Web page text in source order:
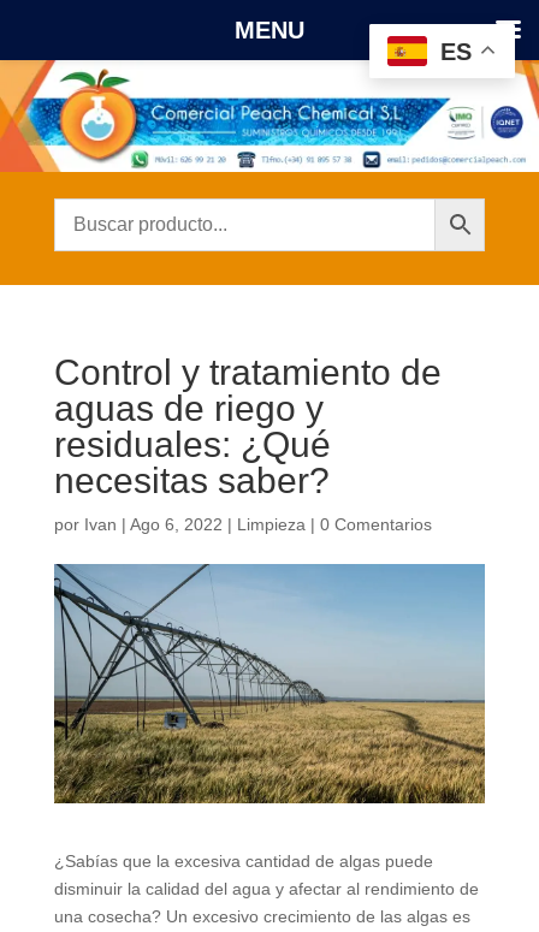
Control y tratamiento de
aguas de riego y
residuales: ¿Qué
necesitas saber?
por Ivan | Ago 6, 2022 | Limpieza| 0 Comentarios
¿Sabías que la excesiva cantidad de algas puede
disminuir la calidad del agua y afectar al rendimiento de
una cosecha? Un excesivo crecimiento de las algas es
ES
MENU